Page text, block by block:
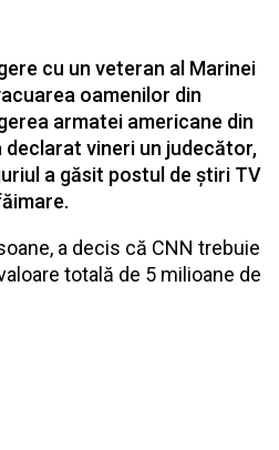
cu un veteran al Marinei
oamenilor din
armatei americane din
declarat vineri un judecător,
a găsit postul de știri TV
a decis că CNN trebuie
totală de 5 milioane de